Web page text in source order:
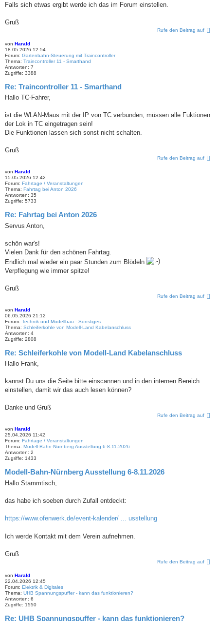
Falls sich etwas ergibt werde ich das im Forum einstellen.
Gruß
Rufe den Beitrag auf
von Harald
18.05.2026 12:54
Forum: Gartenbahn-Steuerung mit Traincontroller
Thema: Traincontroller 11 - Smarthand
Antworten: 7
Zugriffe: 3388
Re: Traincontroller 11 - Smarthand
Hallo TC-Fahrer,
ist die WLAN-Maus mit der IP von TC verbunden, müssen alle Fuktionen
der Lok in TC eingetragen sein!
Die Funktionen lassen sich sonst nicht schalten.
Gruß
Rufe den Beitrag auf
von Harald
15.05.2026 12:42
Forum: Fahrtage / Veranstaltungen
Thema: Fahrtag bei Anton 2026
Antworten: 35
Zugriffe: 5733
Re: Fahrtag bei Anton 2026
Servus Anton,
schön war's!
Vielen Dank für den schönen Fahrtag.
Endlich mal wieder ein paar Stunden zum Blödeln
Verpflegung wie immer spitze!
Gruß
Rufe den Beitrag auf
von Harald
06.05.2026 21:12
Forum: Technik und Modellbau - Sonstiges
Thema: Schleiferkohle von Modell-Land Kabelanschluss
Antworten: 4
Zugriffe: 2808
Re: Schleiferkohle von Modell-Land Kabelanschluss
Hallo Frank,
kannst Du uns die Seite bitte einscannen und in den internen Bereich
einstellen, damit wir das auch lesen können?
Danke und Gruß
Rufe den Beitrag auf
von Harald
25.04.2026 11:42
Forum: Fahrtage / Veranstaltungen
Thema: Modell-Bahn-Nürnberg Ausstellung 6-8.11.2026
Antworten: 2
Zugriffe: 1433
Modell-Bahn-Nürnberg Ausstellung 6-8.11.2026
Hallo Stammtisch,
das habe ich soeben durch Zufall entdeckt:
https://www.ofenwerk.de/event-kalender/ ... usstellung
Ich werde Kontakt mit dem Verein aufnehmen.
Gruß
Rufe den Beitrag auf
von Harald
22.04.2026 12:45
Forum: Elektrik & Digitales
Thema: UHB Spannungspuffer - kann das funktionieren?
Antworten: 6
Zugriffe: 1550
Re: UHB Spannungspuffer - kann das funktionieren?